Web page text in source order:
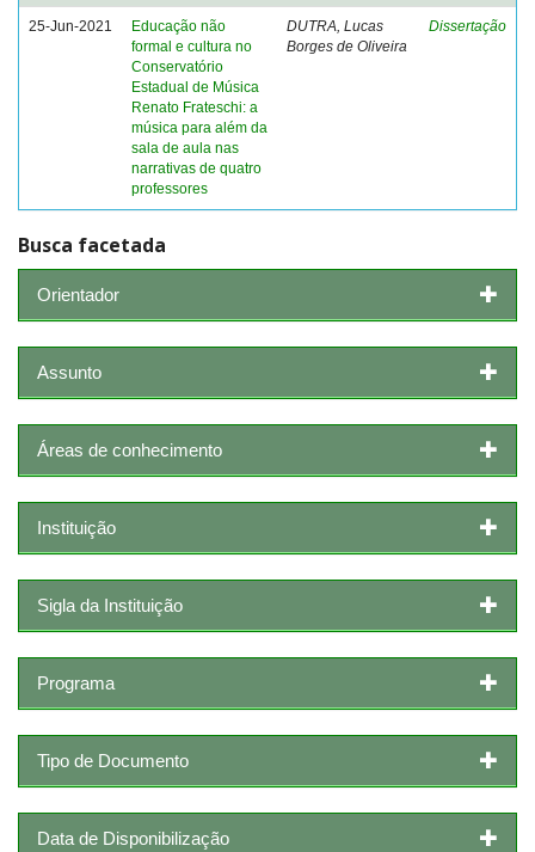
25-Jun-2021
Educação não
formal e cultura no
Conservatório
Estadual de Música
Renato Frateschi: a
música para além da
sala de aula nas
narrativas de quatro
professores
DUTRA, Lucas
Borges de Oliveira
Dissertação
Busca facetada
Orientador
Assunto
Áreas de conhecimento
Instituição
Sigla da Instituição
Programa
Tipo de Documento
Data de Disponibilização